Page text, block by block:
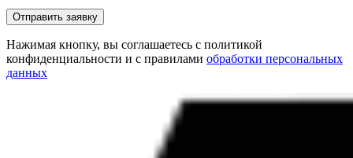
Отправить заявку
Нажимая кнопку, вы соглашаетесь с политикой
конфиденциальности и с правилами обработки персональных
данных